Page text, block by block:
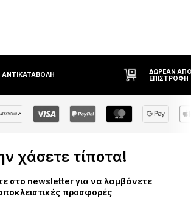
ΚΑΙ
ΔΙΚΑΊΩΜΑ
ΗΜΕΡΏΝ
χάσετε τίποτα!
στο newsletter για να λαμβάνετε
προσφορές